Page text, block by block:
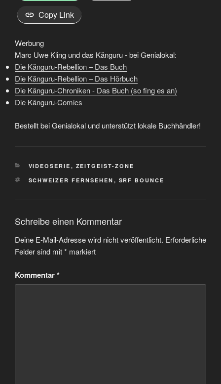
Copy Link
Werbung
Marc Uwe Kling und das Känguru - bei Genialokal:
Die Känguru-Rebellion – Das Buch
Die Känguru-Rebellion – Das Hörbuch
Die Känguru-Chroniken - Das Buch (so fing es an)
Die Känguru-Comics
Bestellt bei Genialokal und unterstützt lokale Buchhändler!
KATEGORIEN
VIDEOSERIE , ZEITGEIST-ZONE
SCHLAGWÖRTER
SCHWEIZER FERNSEHEN , SRF BOUNCE
Schreibe einen Kommentar
Deine E-Mail-Adresse wird nicht veröffentlicht. Erforderliche
Felder sind mit* markiert
Kommentar*